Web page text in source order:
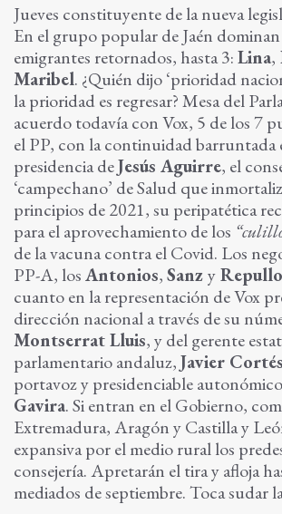
Jueves constituyente de la nueva
En el grupo popular de Jaén
emigrantes retornados, hasta 3:Lina,
Maribel. ¿Quién dijo ‘prioridad
la prioridad es regresar? Mesa del
acuerdo todavía con Vox, 5 de los 7
el PP, con la continuidad barruntada
presidencia deJesús Aguirre, el
‘campechano’ de Salud que
principios de 2021, su peripatética
para el aprovechamiento de los
de la vacuna contra el Covid. Los
PP-A, losAntonios,SanzyRepullo
cuanto en la representación de Vox
dirección nacional a través de su
Montserrat Lluis, y del gerente
parlamentario andaluz,Javier Cortés
portavoz y presidenciable
Gavira.Si entran en el Gobierno,
Extremadura, Aragón y Castilla y
expansiva por el medio rural los
consejería. Apretarán el tira y afloja
mediados de septiembre. Toca sudar